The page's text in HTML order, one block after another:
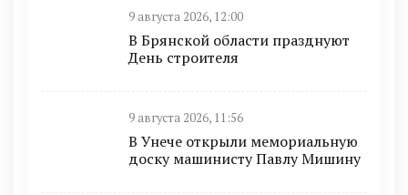
9 августа 2026, 12:00
В Брянской области празднуют
День строителя
9 августа 2026, 11:56
В Унече открыли мемориальную
доску машинисту Павлу Мишину